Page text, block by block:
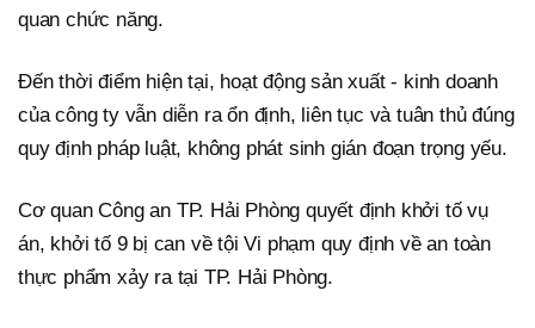
quan chức năng.
Đến thời điểm hiện tại, hoạt động sản xuất - kinh doanh
của công ty vẫn diễn ra ổn định, liên tục và tuân thủ đúng
quy định pháp luật, không phát sinh gián đoạn trọng yếu.
Cơ quan Công an TP. Hải Phòng quyết định khởi tố vụ
án, khởi tố 9 bị can về tội Vi phạm quy định về an toàn
thực phẩm xảy ra tại TP. Hải Phòng.